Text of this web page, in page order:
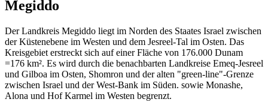
Megiddo
Der Landkreis Megiddo liegt im Norden des Staates Israel zwischen
der Küstenebene im Westen und dem Jesreel-Tal im Osten. Das
Kreisgebiet erstreckt sich auf einer Fläche von 176.000 Dunam
=176 km². Es wird durch die benachbarten Landkreise Emeq-Jesreel
und Gilboa im Osten, Shomron und der alten "green-line"-Grenze
zwischen Israel und der West-Bank im Süden. sowie Monashe,
Alona und Hof Karmel im Westen begrenzt.